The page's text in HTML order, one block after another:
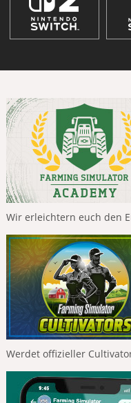
Wir erleichtern euch den
Werdet offizieller